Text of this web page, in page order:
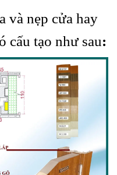
và nẹp cửa hay
cấu tạo như sau: